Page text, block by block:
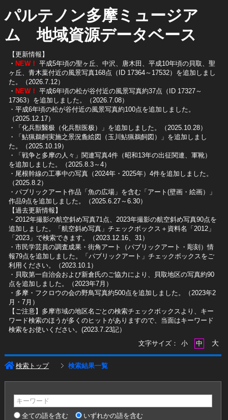
パルテノン多摩ミュージア
ム 地域資源データベース
【更新情報】
・ NEW！ 平成5年頃の聖ヶ丘、中沢、唐木田、平成10年頃の貝取、聖
ヶ丘、青木葉付近の風景写真168点（ID 17364～17532）を追加しまし
た。（2026.7.12）
・ NEW！ 平成6年頃の松が谷付近の風景写真約37点（ID 17327～
17363）を追加しました。（2026.7.08）
・平成6年頃の松が谷付近の風景写真約100点を追加しました。
（2025.12.17）
・「化兵獣醫极（化兵獣医极）」を追加しました。（2025.10.28）
・「鮎猟鵜飼実施之景況麁絵図（玉川鮎猟鵜飼図）」を追加しまし
た。（2025.10.19）
​・「戦争と多摩の人々」関連写真4件（昭和13年の出征関連、軍靴）
を追加しました。（2025.8.3～4）
​・尾根幹線の工事中の写真（2024年・2025年）4件を追加しました。
（2025.8.2）
​・パブリックアート作品「魚の広場」を含む「アート(壁画・絵画）」
作品9点を追加しました。（2025.6.27～6.30）
【過去更新情報】
・2012年撮影の航空斜め写真71点、2023年撮影の航空斜め写真90点を
追加しました。「航空斜め写真」チェックボックス＋資料名「2012」
「2023」で検索できます。（2023.12.16、31）
​・市民学芸員の調査成果・街角アート（パブリックアート・彫刻）情
報79点を追加しました。「パブリックアート」チェックボックスをご
利用ください。（2023.10.1）
・貝取第一自治会および新倉氏のご協力により、貝取地区の写真約90
点を追加しました。（2023年7月）
・多摩・フクロウの会の野鳥写真約500点を追加しました。（2023年2
月・7月）
【ご注意】多摩市域の地区名ごとの検索チェックボックスより、キー
ワード検索のほうが多くのヒットがありますので、当面はキーワード
検索をお使いください。(2023.7.23記）
文字サイズ：
小 中 大
検索トップ 検索結果一覧
キーワード
全ての語を含む
いずれかの語を含む